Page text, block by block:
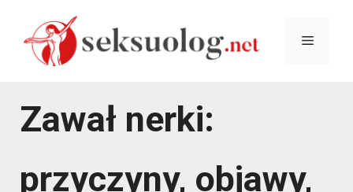
Menu
Zawał nerki:
przyczyny, objawy,